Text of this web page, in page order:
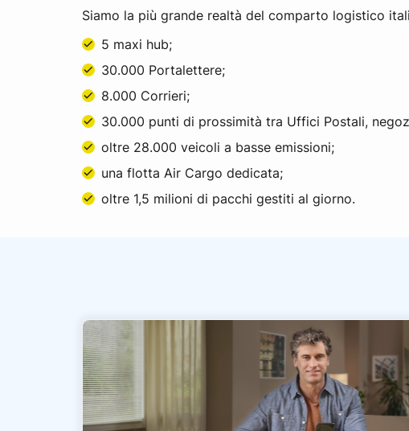
Siamo la più grande realtà del comparto logistico
5 maxi hub;
30.000 Portalettere;
8.000 Corrieri;
30.000 punti di prossimità tra Uffici Postali,
oltre 28.000 veicoli a basse emissioni;
una flotta Air Cargo dedicata;
oltre 1,5 milioni di pacchi gestiti al giorno.